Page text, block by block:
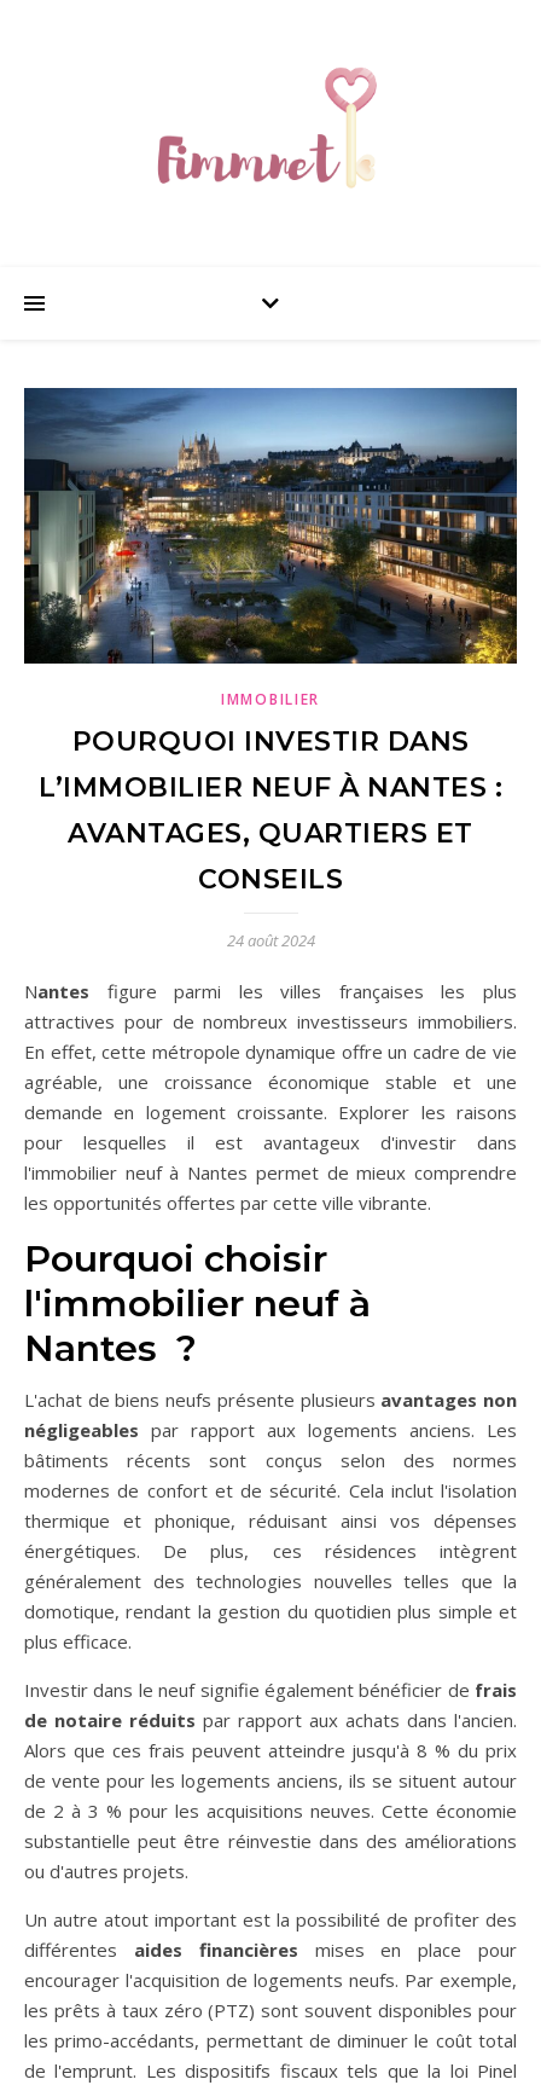
IMMOBILIER
POURQUOI INVESTIR DANS
L’IMMOBILIER NEUF À NANTES :
AVANTAGES, QUARTIERS ET
CONSEILS
24 août 2024
Nantes figure parmi les villes françaises les plus
attractives pour de nombreux investisseurs immobiliers.
En effet, cette métropole dynamique offre un cadre de vie
agréable, une croissance économique stable et une
demande en logement croissante. Explorer les raisons
pour lesquelles il est avantageux d'investir dans
l'immobilier neuf à Nantes permet de mieux comprendre
les opportunités offertes par cette ville vibrante.
Pourquoi choisir
l'immobilier neuf à
Nantes ?
L'achat de biens neufs présente plusieurs avantages non
négligeables par rapport aux logements anciens. Les
bâtiments récents sont conçus selon des normes
modernes de confort et de sécurité. Cela inclut l'isolation
thermique et phonique, réduisant ainsi vos dépenses
énergétiques. De plus, ces résidences intègrent
généralement des technologies nouvelles telles que la
domotique, rendant la gestion du quotidien plus simple et
plus efficace.
Investir dans le neuf signifie également bénéficier de frais
de notaire réduits par rapport aux achats dans l'ancien.
Alors que ces frais peuvent atteindre jusqu'à 8 % du prix
de vente pour les logements anciens, ils se situent autour
de 2 à 3 % pour les acquisitions neuves. Cette économie
substantielle peut être réinvestie dans des améliorations
ou d'autres projets.
Un autre atout important est la possibilité de profiter des
différentes aides financières mises en place pour
encourager l'acquisition de logements neufs. Par exemple,
les prêts à taux zéro (PTZ) sont souvent disponibles pour
les primo-accédants, permettant de diminuer le coût total
de l'emprunt. Les dispositifs fiscaux tels que la loi Pinel